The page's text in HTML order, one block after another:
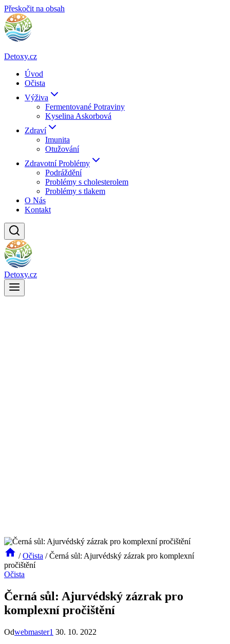
Přeskočit na obsah
Detoxy.cz
Úvod
Očista
Výživa
Fermentované Potraviny
Kyselina Askorbová
Zdraví
Imunita
Otužování
Zdravotní Problémy
Podráždění
Problémy s cholesterolem
Problémy s tlakem
O Nás
Kontakt
Detoxy.cz
/ Očista / Černá sůl: Ajurvédský zázrak pro komplexní
pročištění
Očista
Černá sůl: Ajurvédský zázrak pro
komplexní pročištění
Odwebmaster1 30. 10. 2022